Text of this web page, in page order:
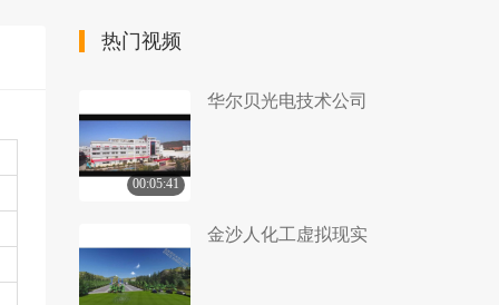
热门视频
00:05:41
华尔贝光电技术公司
金沙人化工虚拟现实